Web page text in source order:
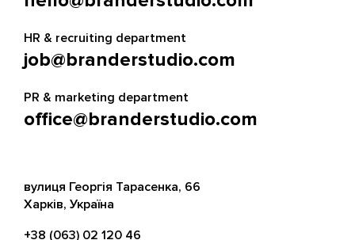
HR & recruiting department
job@branderstudio.com
PR & marketing department
office@branderstudio.com
вулиця Георгія Тарасенка, 66
Харків, Україна
+38 (063) 02 120 46